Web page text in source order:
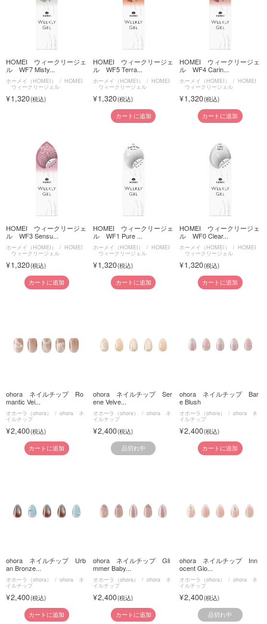
HOMEI ウィークリージェ
ル WF7 Misty...
ホーメイ（HOMEI） HOMEI
ウィークリージェル
1,320
HOMEI ウィークリージェ
ル WF5 Terra...
ホーメイ（HOMEI） HOMEI
ウィークリージェル
1,320
カートに追加
HOMEI ウィークリージェ
ル WF4 Carin...
ホーメイ（HOMEI） HOMEI
ウィークリージェル
1,320
カートに追加
HOMEI ウィークリージェ
ル WF3 Sensu...
ホーメイ（HOMEI） HOMEI
ウィークリージェル
1,320
カートに追加
HOMEI ウィークリージェ
ル WF1 Pure ...
ホーメイ（HOMEI） HOMEI
ウィークリージェル
1,320
カートに追加
HOMEI ウィークリージェ
ル WF0 Clear...
ホーメイ（HOMEI） HOMEI
ウィークリージェル
1,320
カートに追加
ohora ネイルチップ Ro
mantic Vei...
オホーラ（ohora） ohora ネ
イルチップ
2,400
カートに追加
ohora ネイルチップ Ser
ene Velve...
オホーラ（ohora） ohora ネ
イルチップ
2,400
品切れ中
ohora ネイルチップ Bar
e Blush
オホーラ（ohora） ohora ネ
イルチップ
2,400
カートに追加
ohora ネイルチップ Urb
an Bronze...
オホーラ（ohora） ohora ネ
イルチップ
2,400
カートに追加
ohora ネイルチップ Gli
mmer Baby...
オホーラ（ohora） ohora ネ
イルチップ
2,400
カートに追加
ohora ネイルチップ Inn
ocent Glo...
オホーラ（ohora） ohora ネ
イルチップ
2,400
品切れ中